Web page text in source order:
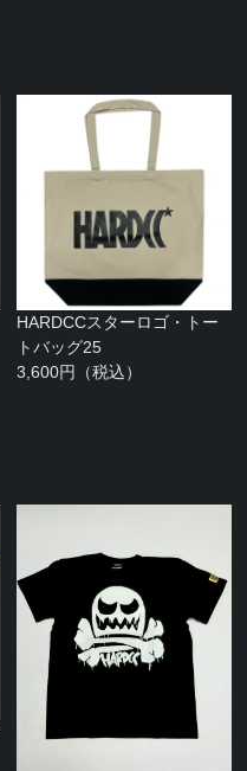
HARDCCスターロゴ・トー
トバッグ25
3,600円（税込）